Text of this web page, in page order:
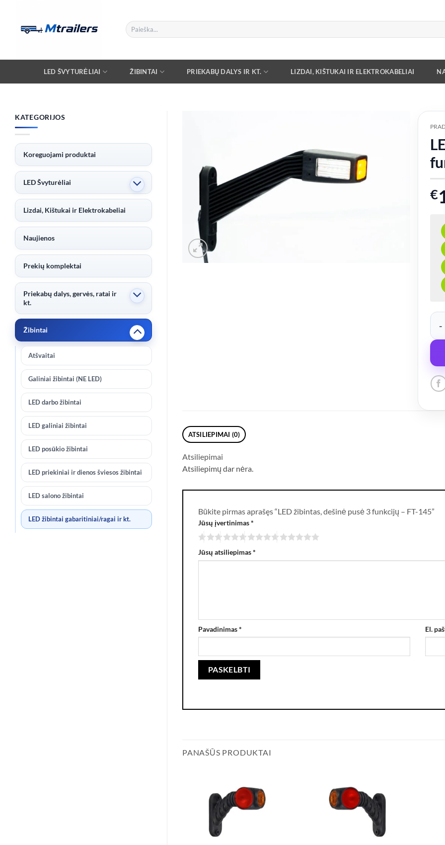
content
Ieškoti:
LED ŠVYTURĖLIAI ŽIBINTAI PRIEKABŲ DALYS IR KT. LIZDAI, KIŠTUKAI IR ELEKTROKABELIAI
KATEGORIJOS
Koreguojami produktai
LED Švyturėliai
Lizdai, Kištukai ir Elektrokabeliai
Naujienos
Prekių komplektai
Priekabų dalys, gervės, ratai ir
kt.
Žibintai
Atšvaitai
Galiniai žibintai (NE LED)
LED darbo žibintai
LED galiniai žibintai
LED posūkio žibintai
LED priekiniai ir dienos šviesos žibintai
LED salono žibintai
LED žibintai gabaritiniai/ragai ir kt.
€
ATSILIEPIMAI (0)
Atsiliepimai
Atsiliepimų dar nėra.
Būkite pirmas aprašęs “LED žibintas, dešinė pusė 3 funkcijų – FT-145”
Jūsų įvertinimas*
Jūsų atsiliepimas*
Pavadinimas* El.
PANAŠŪS PRODUKTAI
wishlist
wishlist